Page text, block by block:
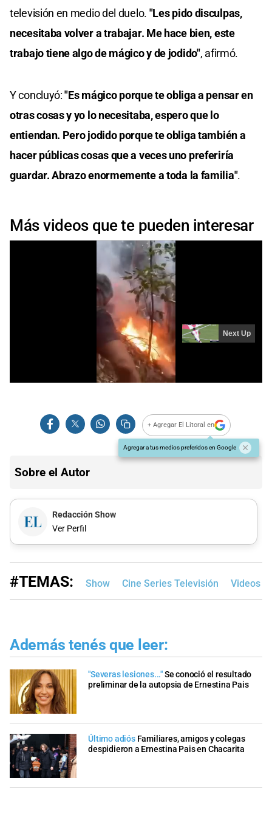
televisión en medio del duelo. "Les pido disculpas,
necesitaba volver a trabajar. Me hace bien, este
trabajo tiene algo de mágico y de jodido", afirmó.
Y concluyó:"Es mágico porque te obliga a pensar en
otras cosas y yo lo necesitaba, espero que lo
entiendan. Pero jodido porque te obliga también a
hacer públicas cosas que a veces uno preferiría
guardar. Abrazo enormemente a toda la familia".
Más videos que te pueden interesar
+ Agregar El Litoral en
Agregar a tus medios preferidos en Google
Sobre el Autor
Redacción Show
Ver Perfil
#TEMAS: Show Cine Series Televisión Videos
Además tenés que leer:
"Severas lesiones..."Se conoció el resultado
preliminar de la autopsia de Ernestina Pais
Último adiós Familiares, amigos y colegas
despidieron a Ernestina Pais en Chacarita